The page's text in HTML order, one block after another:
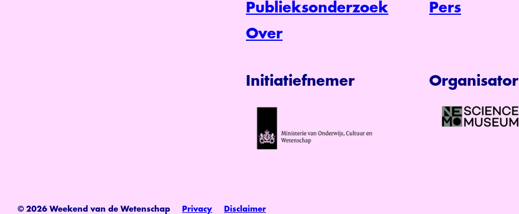
Publieksonderzoek
Over
Pers
Initiatiefnemer Organisator
© 2026 Weekend van de Wetenschap Privacy Disclaimer